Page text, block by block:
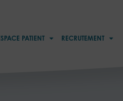
PATIENT RECRUTEMENT